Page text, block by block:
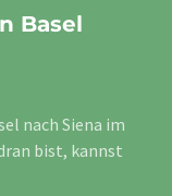
Basel
nach Siena im
bist, kannst